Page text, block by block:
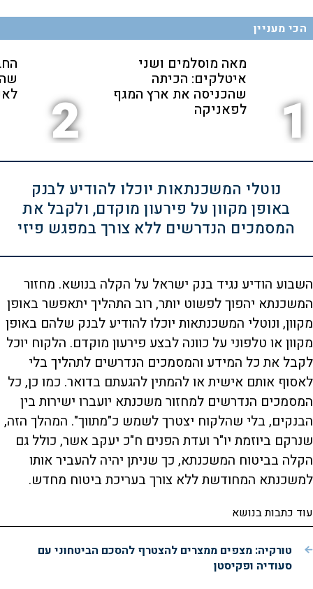
הכי מעניין
1
מאה מוסלמים ושני
איטלקים: הכיתה
שהכניסה את ארץ המגף
לפאניקה 2
נוטלי המשכנתאות יוכלו להודיע לבנק
באופן מקוון על פירעון מוקדם, ולקבל את
המסמכים הנדרשים ללא צורך במפגש פיזי
השבוע הודיע נגיד בנק ישראל על הקלה בנושא. מחזור
המשכנתא יהפוך לפשוט יותר, רוב התהליך יתאפשר באופן
מקוון, ונוטלי המשכנתאות יוכלו להודיע לבנק שלהם באופן
מקוון או טלפוני על כוונה לבצע פירעון מוקדם. הלקוח יוכל
לקבל את כל המידע והמסמכים הנדרשים לתהליך בלי
לאסוף אותם אישית או להמתין להגעתם בדואר. כמו כן, כל
המסמכים הנדרשים למחזור משכנתא יועברו ישירות בין
הבנקים, בלי שהלקוח יצטרך לשמש כ"מתווך". המהלך הזה,
שנרקם ביוזמת יו"ר ועדת הפנים ח"כ יעקב אשר, כולל גם
הקלה בביטוח המשכנתא, כך שניתן יהיה להעביר אותו
למשכנתא המחודשת ללא צורך בעריכת ביטוח מחדש.
עוד כתבות בנושא
טורקיה: מצפים ממצרים להצטרף להסכם הביטחוני עם
סעודיה ופקיסטן